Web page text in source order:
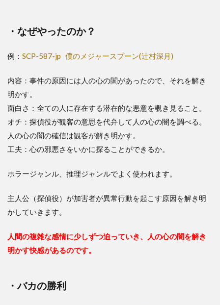
・なぜやったのか？
例： SCP-587-jp 僕のメジャースプーン(辻村深月)
内容：事件の原因には人の心の闇があったので、それを解き
明かす。
面白さ：全ての人に存在する潜在的な悪意を覗き見ること。
オチ：探偵役が観客の意思を代弁して人の心の闇を調べる。
人の心の闇の確信は観客が解き明かす。
工夫：心の邪悪さをいかに探ることができるか。
ホラージャンル、推理ジャンルでよく使われます。
主人公（探偵役）が加害者が異常行動を起こす原因を解き明
かしていきます。
人間の複雑な感情に少しずつ迫っていき、人の心の闇を解き
明かす快感があるのです。
・バカの勝利